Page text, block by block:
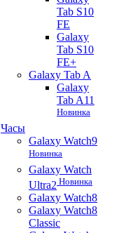
Tab S10
FE
Galaxy
Tab S10
FE+
Galaxy Tab A
Galaxy
Tab A11
Новинка
Часы
Galaxy Watch9
Новинка
Galaxy Watch
Ultra2 Новинка
Galaxy Watch8
Galaxy Watch8
Classic